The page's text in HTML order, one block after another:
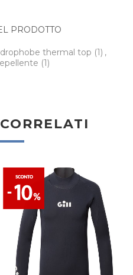
PRODOTTO
thermal top (1) ,
(1)